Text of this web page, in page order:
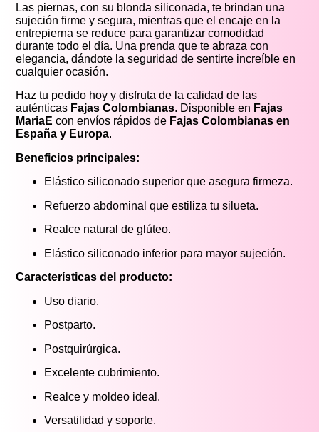
Las piernas, con su blonda siliconada, te brindan una
sujeción firme y segura, mientras que el encaje en la
entrepierna se reduce para garantizar comodidad
durante todo el día. Una prenda que te abraza con
elegancia, dándote la seguridad de sentirte increíble en
cualquier ocasión.
Haz tu pedido hoy y disfruta de la calidad de las
auténticas Fajas Colombianas. Disponible en Fajas
MariaE con envíos rápidos de Fajas Colombianas en
España y Europa.
Beneficios principales:
Elástico siliconado superior que asegura firmeza.
Refuerzo abdominal que estiliza tu silueta.
Realce natural de glúteo.
Elástico siliconado inferior para mayor sujeción.
Características del producto:
Uso diario.
Postparto.
Postquirúrgica.
Excelente cubrimiento.
Realce y moldeo ideal.
Versatilidad y soporte.